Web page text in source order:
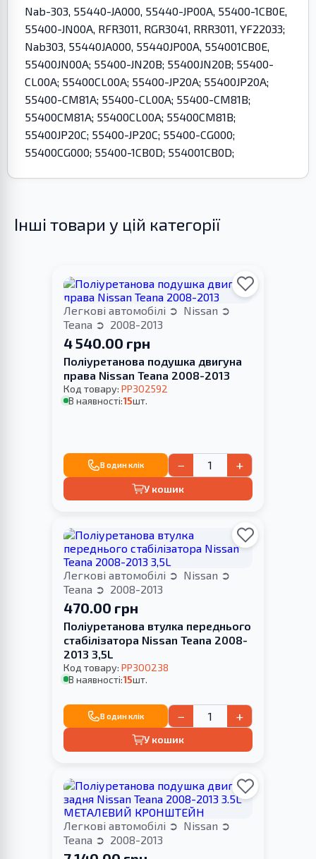
Nab-303, 55440-JA000, 55440-JP00A, 55400-1CB0E,
55400-JN00A, RFR3011, RGR3041, RRR3011, YF22033;
Nab303, 55440JA000, 55440JP00A, 554001CB0E,
55400JN00A; 55400-JN20B; 55400JN20B; 55400-
CL00A; 55400CL00A; 55400-JP20A; 55400JP20A;
55400-CM81A; 55400-CL00A; 55400-CM81B;
55400CM81A; 55400CL00A; 55400CM81B;
55400JP20C; 55400-JP20C; 55400-CG000;
55400CG000; 55400-1CB0D; 554001CB0D;
Інші товари у цій категорії
Легкові автомобілі
Nissan
Teana
2008-2013
4 540.00 грн
Поліуретанова подушка двигуна
права Nissan Teana 2008-2013
Код товару: PP302592
В наявності:15шт.
В один клік − +
У кошик
Легкові автомобілі
Nissan
Teana
2008-2013
470.00 грн
Поліуретанова втулка переднього
стабілізатора Nissan Teana 2008-
2013 3,5L
Код товару: PP300238
В наявності:15шт.
В один клік − +
У кошик
Легкові автомобілі
Nissan
Teana
2008-2013